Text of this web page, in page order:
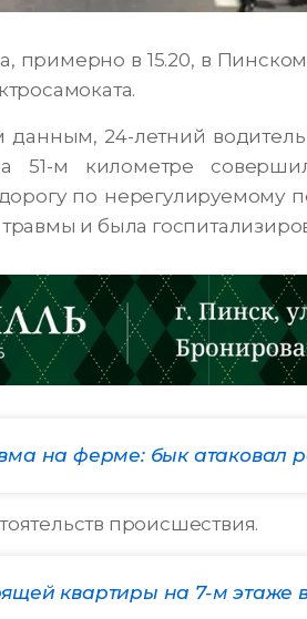
примерно в 15.20, в
24-летний
51-м километре
по нерегулируемому
и была
на ферме: бык атаковал
происшествия.
квартиры на 7-м этаже